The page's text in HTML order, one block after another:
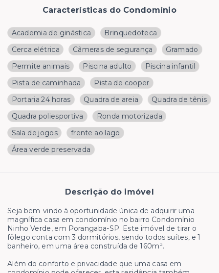
Características do Condomínio
Academia de ginástica
Brinquedoteca
Cerca elétrica
Câmeras de segurança
Gramado
Permite animais
Piscina adulto
Piscina infantil
Pista de caminhada
Pista de cooper
Portaria 24 horas
Quadra de areia
Quadra de tênis
Quadra poliesportiva
Ronda motorizada
Sala de jogos
frente ao lago
Área verde preservada
Descrição do imóvel
Seja bem-vindo à oportunidade única de adquirir uma
magnífica casa em condomínio no bairro Condomínio
Ninho Verde, em Porangaba-SP. Este imóvel de tirar o
fôlego conta com 3 dormitórios, sendo todos suítes, e 1
banheiro, em uma área construída de 160m².
Além do conforto e privacidade que uma casa em